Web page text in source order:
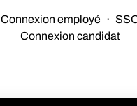
Connexion employé ·
Connexion candidat